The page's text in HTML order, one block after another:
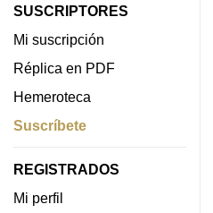
SUSCRIPTORES
Mi suscripción
Réplica en PDF
Hemeroteca
Suscríbete
REGISTRADOS
Mi perfil